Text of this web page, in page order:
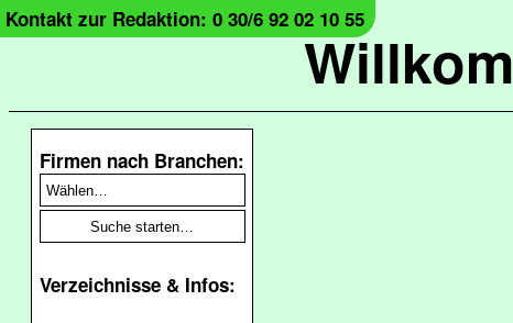
Kontakt zur Redaktion: 0 30/6 92 02 10 55
Firmen nach Branchen:
Verzeichnisse & Infos: